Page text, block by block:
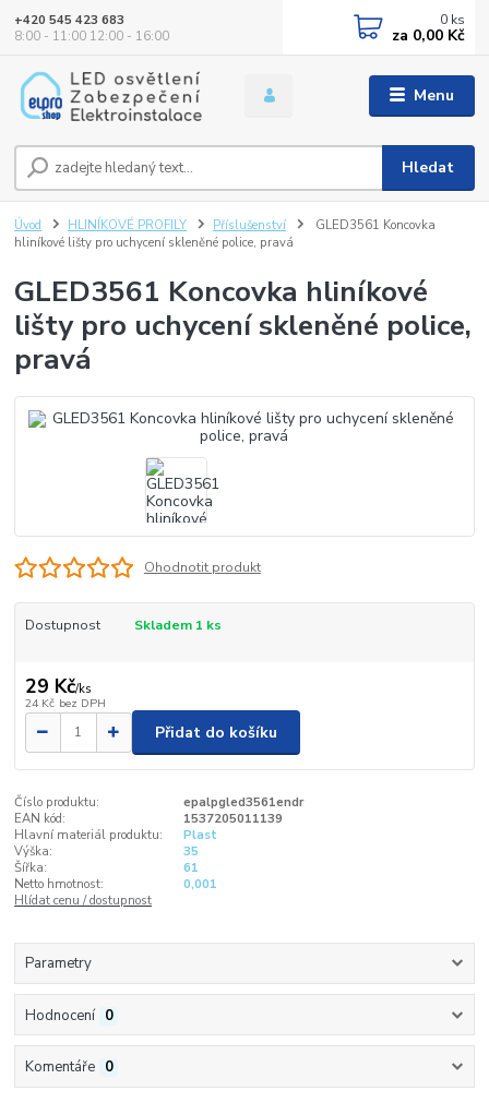
Menu
Hledat
+420 545 423 683
8:00 - 11:00 12:00 - 16:00
0 ks
za 0,00 Kč
Úvod HLINÍKOVÉ PROFILY Příslušenství
GLED3561 Koncovka
hliníkové lišty pro uchycení skleněné police, pravá
GLED3561 Koncovka hliníkové
lišty pro uchycení skleněné police,
pravá
Ohodnotit produkt
Dostupnost Skladem 1 ks
29 Kč/ks
24 Kč bez DPH
Přidat do košíku
Číslo produktu:
epalpgled3561endr
EAN kód:
1537205011139
Hlavní materiál produktu:
Plast
Výška:
35
Šířka:
61
Netto hmotnost:
0,001
Hlídat cenu / dostupnost
Parametry
Hodnocení 0
Komentáře 0